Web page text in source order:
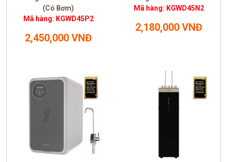
(Có Bơm)
Mã hàng: KGWD45P2
2,450,000 VNĐ
Mã hàng: KGWD45N2
2,180,000 VNĐ